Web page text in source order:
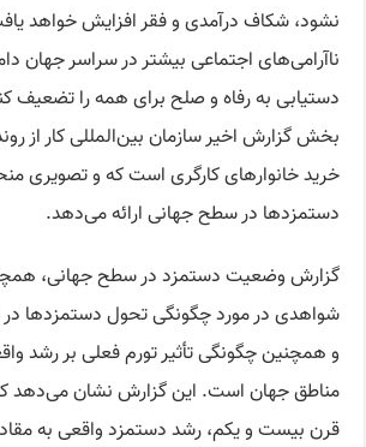
نشود، شکاف درآمدی و فقر افزایش خواهد
ناآرامی‌های اجتماعی بیشتر در سراسر جهان
دستیابی به رفاه و صلح برای همه را تضعیف
بخش گزارش اخیر سازمان بین‌المللی کار از
خرید خانوارهای کارگری است که و تصویری
دستمزدها در سطح جهانی ارائه می‌دهد.
گزارش وضعیت دستمزد در سطح جهانی،
و همچنین چگونگی تأثیر تورم فعلی بر رشد
مناطق جهان است. این گزارش نشان می‌دهد که
قرن بیست و یکم، رشد دستمزد واقعی به